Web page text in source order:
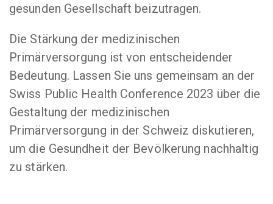
gesunden Gesellschaft beizutragen.
Die Stärkung der medizinischen
Primärversorgung ist von entscheidender
Bedeutung. Lassen Sie uns gemeinsam an der
Swiss Public Health Conference 2023 über die
Gestaltung der medizinischen
Primärversorgung in der Schweiz diskutieren,
um die Gesundheit der Bevölkerung nachhaltig
zu stärken.